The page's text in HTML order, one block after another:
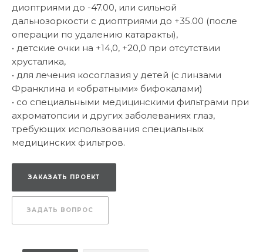
диоптриями до -47.00, или сильной
дальнозоркости с диоптриями до +35.00 (после
операции по удалению катаракты),
• детские очки на +14,0, +20,0 при отсутствии
хрусталика,
• для лечения косоглазия у детей (с линзами
Франклина и «обратными» бифокалами)
• со специальными медицинскими фильтрами при
ахроматопсии и других заболеваниях глаз,
требующих использования специальных
медицинских фильтров.
ЗАКАЗАТЬ ПРОЕКТ
ЗАДАТЬ ВОПРОС